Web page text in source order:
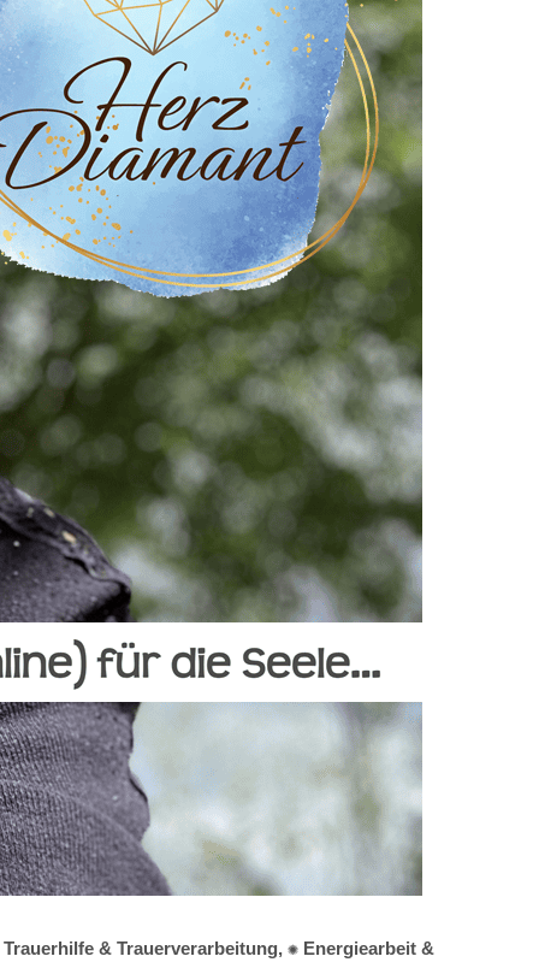
& Trauerverarbeitung, ✺ Energiearbeit &